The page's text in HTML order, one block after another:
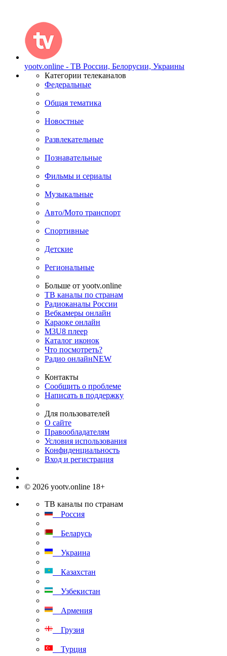
yootv.online - ТВ России, Белорусии, Украины
Категории телеканалов
Федеральные
Общая тематика
Новостные
Развлекательные
Познавательные
Фильмы и сериалы
Музыкальные
Авто/Мото транспорт
Спортивные
Детские
Региональные
Больше от yootv.online
ТВ каналы по странам
Радиоканалы России
Вебкамеры онлайн
Караоке онлайн
M3U8 плеер
Каталог иконок
Что посмотреть?
Радио онлайнNEW
Контакты
Сообщить о проблеме
Написать в поддержку
Для пользователей
О сайте
Правообладателям
Условия использования
Конфиденциальность
Вход и регистрация
© 2026 yootv.online 18+
ТВ каналы по странам
Россия
Беларусь
Украина
Казахстан
Узбекистан
Армения
Грузия
Турция